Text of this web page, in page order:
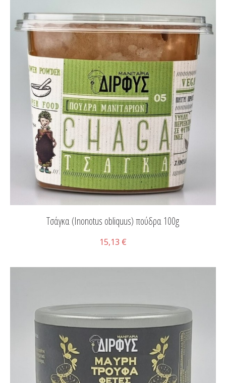
Τσάγκα (Ιnonotus obliquus) πούδρα 100g
15,13 €